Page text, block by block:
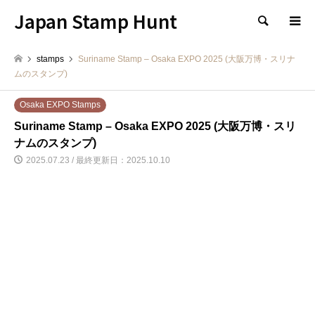
Japan Stamp Hunt 検索
stamps
Suriname Stamp – Osaka EXPO 2025 (大阪万博・スリナ
ムのスタンプ)
Osaka EXPO Stamps
Suriname Stamp – Osaka EXPO 2025 (大阪万博・スリ
ナムのスタンプ)
2025.07.23 / 最終更新日：2025.10.10